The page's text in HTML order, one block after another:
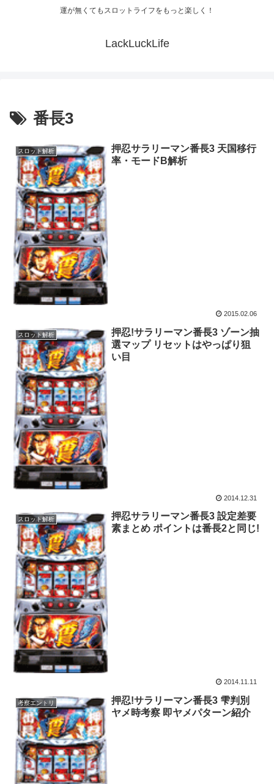
運が無くてもスロットライフをもっと楽しく！
LackLuckLife
番長3
スロット解析
押忍サラリーマン番長3 天国移行
率・モードB解析
2015.02.06
スロット解析
押忍!サラリーマン番長3 ゾーン抽
選マップ リセットはやっぱり狙
い目
2014.12.31
スロット解析
押忍サラリーマン番長3 設定差要
素まとめ ポイントは番長2と同じ!
2014.11.11
考察エントリ
押忍!サラリーマン番長3 雫判別
ヤメ時考察 即ヤメパターン紹介